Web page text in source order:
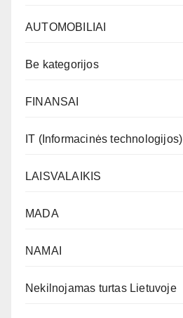
AUTOMOBILIAI
Be kategorijos
FINANSAI
IT (Informacinės technologijos)
LAISVALAIKIS
MADA
NAMAI
Nekilnojamas turtas Lietuvoje